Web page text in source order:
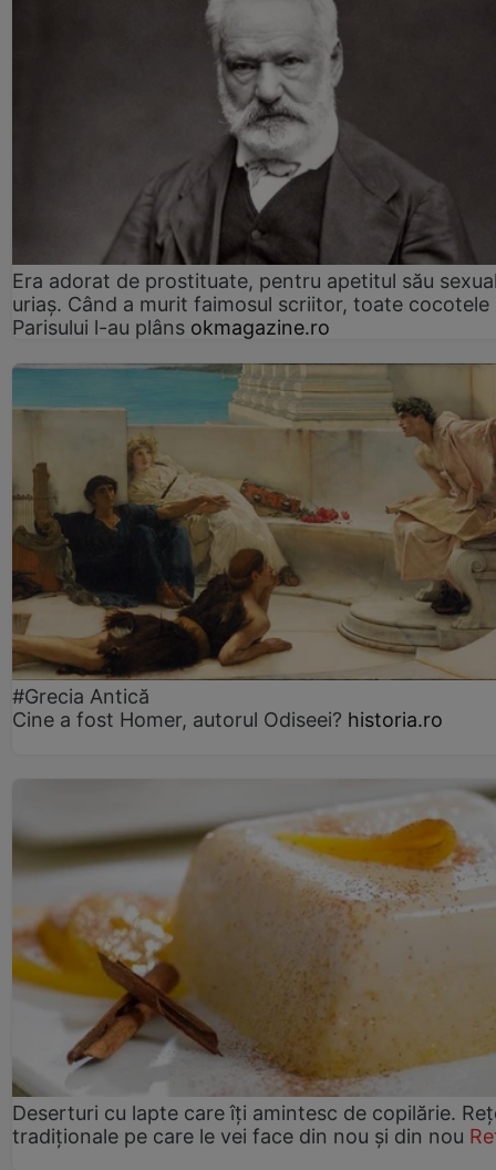
Era adorat de prostituate, pentru apetitul său
uriaș. Când a murit faimosul scriitor, toate cocotele
Parisului l-au plâns okmagazine.ro
#Grecia Antică
Cine a fost Homer, autorul Odiseei? historia.ro
Deserturi cu lapte care îți amintesc de copilărie.
tradiționale pe care le vei face din nou și din nou